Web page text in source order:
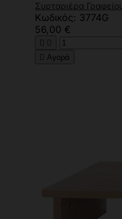
Συρταριέρα
Κωδικός: 3774G
56,00 €
 
 Αγορά